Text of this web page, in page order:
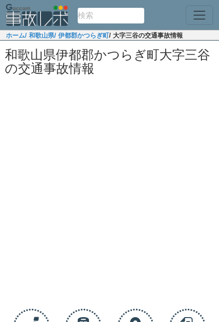
ホーム/ 和歌山県/ 伊都郡かつらぎ町/ 大字三谷の交通事故情報
和歌山県伊都郡かつらぎ町大字三谷
の交通事故情報